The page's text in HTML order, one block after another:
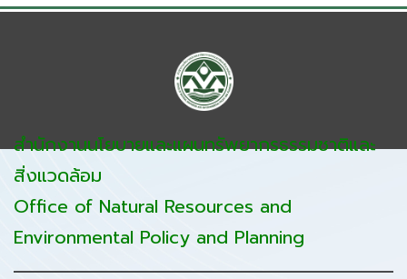
สำนักงานนโยบายและแผนทรัพยากรธรรมชาติและ
สิ่งแวดล้อม
Office of Natural Resources and
Environmental Policy and Planning